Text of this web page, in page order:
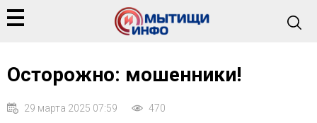
Осторожно: мошенники!
29 марта 2025 07:59 470